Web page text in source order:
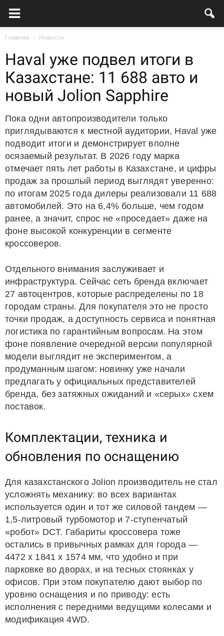
Главная Новости
Haval уже подвел итоги в
Казахстане: 11 688 авто и
новый Jolion Sapphire
Пока одни автопроизводители только
приглядываются к местной аудитории, Haval уже
подводит итоги и демонстрирует вполне
осязаемый результат. В 2026 году марка
отмечает пять лет работы в Казахстане, и цифры
продаж за прошлый период выглядят уверенно:
по итогам 2025 года дилеры реализовали 11 688
автомобилей. Это на 6,4% больше, чем годом
ранее, а значит, спрос не «проседает» даже на
фоне высокой конкуренции в сегменте
кроссоверов.
Отдельного внимания заслуживает и
инфраструктура. Сейчас сеть бренда включает
27 автоцентров, которые распределены по 18
городам страны. Для покупателя это не просто
точки продаж, а доступность сервиса и понятная
логистика по гарантийным вопросам. На этом
фоне появление очередной версии популярной
модели выглядит не экспериментом, а
продуманным шагом: новинку уже начали
предлагать у официальных представителей
бренда, без затяжных ожиданий и «серых» схем
поставок.
Комплектации, техника и
обновления по оснащению
Для казахстанского Jolion производитель не стал
усложнять механику: во всех вариантах
используется один и тот же силовой тандем —
1,5-литровый турбомотор и 7-ступенчатый
«робот» DCT. Габариты кроссовера тоже
остались в привычных рамках для города —
4472 x 1841 x 1574 мм, что удобно и при
парковке во дворах, и на тесных стоянках у
офисов. При этом покупателю дают выбор по
уровню оснащения и по приводу: есть
исполнения с передними ведущими колесами и
модификация 4WD.